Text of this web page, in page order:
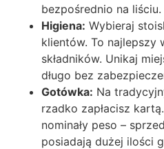
bezpośrednio na liściu.
Higiena: Wybieraj
klientów. To najlepszy
składników. Unikaj
długo bez
Gotówka: Na
rzadko zapłacisz
nominały peso –
posiadają dużej ilości